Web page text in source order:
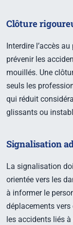
Clôture
Interdire l’accès
prévenir les
mouillés. Une
seuls les
qui réduit
glissants ou
Signalisation
La signalisation
orientée vers les
à informer le
déplacements
les accidents liés